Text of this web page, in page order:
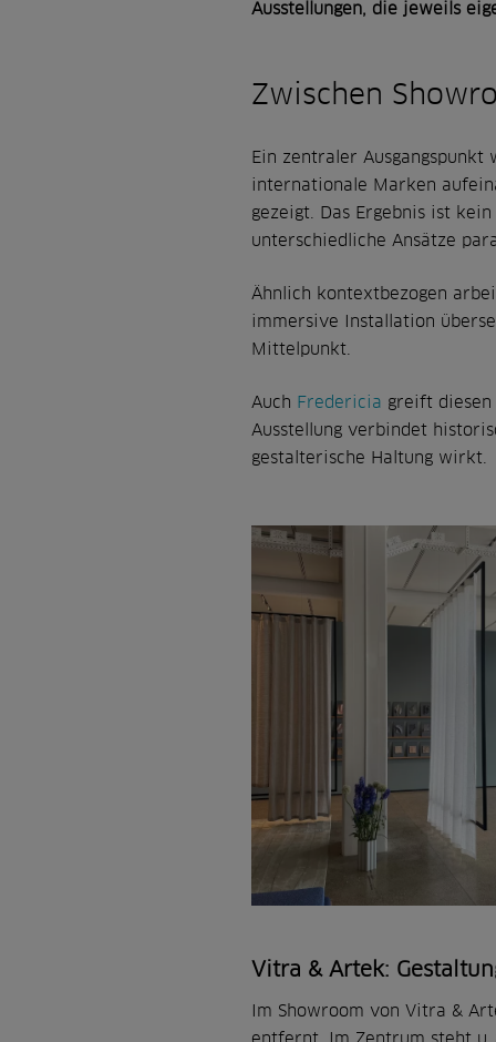
Ausstellungen, die jeweils
Zwischen
Ein zentraler
internationale Marken
gezeigt. Das Ergebnis ist
unterschiedliche Ansätze
Ähnlich kontextbezogen
immersive Installation
Mittelpunkt.
Auch Fredericia greift diesen
Ausstellung verbindet
gestalterische Haltung wirkt.
Vitra & Artek:
Im Showroom von Vitra &